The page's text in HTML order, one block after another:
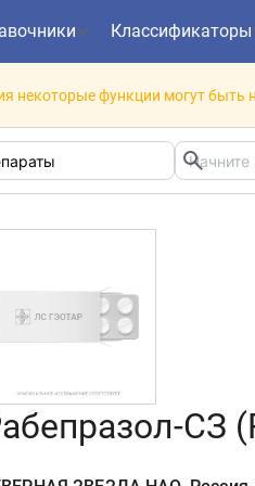
Классификаторы
некоторые функции могут быть
СЗ